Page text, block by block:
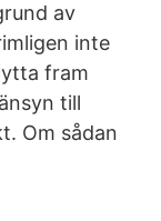
av
inte
fram
till
Om sådan